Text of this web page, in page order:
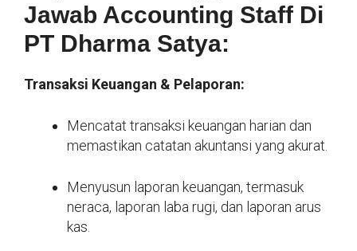
Jawab Accounting Staff Di
PT Dharma Satya:
Transaksi Keuangan & Pelaporan:
Mencatat transaksi keuangan harian dan
memastikan catatan akuntansi yang akurat.
Menyusun laporan keuangan, termasuk
neraca, laporan laba rugi, dan laporan arus
kas.